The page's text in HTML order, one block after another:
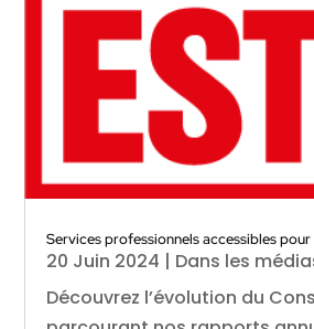
Services professionnels accessibles
20 Juin 2024 | Dans les
Découvrez l’évolution du